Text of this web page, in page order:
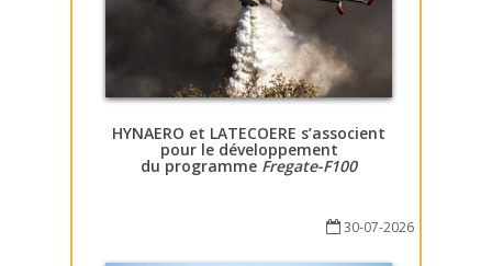
HYNAERO et LATECOERE s’associent
pour le développement
du programme Fregate-F100
30-07-2026